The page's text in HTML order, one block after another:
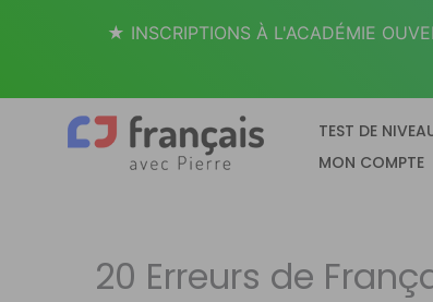
TEST DE
MON COMPTE
20 Erreurs de
★ INSCRIPTIONS À L'ACADÉMIE